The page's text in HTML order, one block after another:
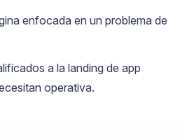
enfocada en un problema de
a la landing de app
operativa.